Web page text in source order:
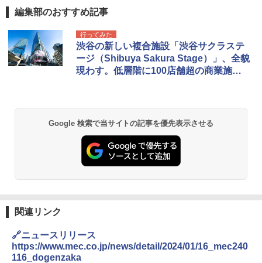
D40 地球の歩き方 チェンマイ タイ北部の魅
力的な町 2026～2027 地球の歩き方D アジア
￥2,079
￥2,479
A26 地球の歩き方 チェコ ポーランド スロヴ
地球の歩き方 スター・ウォーズ
[キャンパーズコレクション 山善] ポップアッ
プテント 傘みたいに広げて畳める パッとサ
ッとサンシェード キューブ フルクローズ メ
ッシュ 簡単設置 ワンタッチテント キャンプ
&ハイキング カーキ PATC-150(KH)
PYKES PEAK (パイクスピーク) 着替えテン
ト プライバシー テント 【中が透けない】 1
人用 折りたたみ 防災グッズ 災害用トイレ ビ
ーチ ピクニック ポップアップテント 携帯 簡
易 トイレテント (ブラック)
テント ワンタッチ RENEW 幅200 2-3人用 43
500002(88859)
BUNDOK(バンドック)ソロ ドーム 1 EX BDK
-08EX カーキ ソロキャンプ ポリエステル フ
レーム テント
￥14,800
GRANDOOR ステンレス保冷剤 2個セット 2
コンパクト 保冷力長持ち
￥2,980
熊撃退スプレー 熊よけスプレー 熊スプレー
関の購入実績 登山・キャンプ・アウトドア・
防災用品 長期保存可能 緊急時用 日本国内発
送
編集部のおすすめ記事
行ってみた
渋谷の新しい複合施設「渋谷サクラステ
ージ（Shibuya Sakura Stage）」、全貌
現わす。低層階に100店舗超の商業施設
Google 検索で当サイトの記事を優先表示させる
関連リンク
🔗ニュースリリース
https://www.mec.co.jp/news/detail/2024/01/16_mec240
116_dogenzaka